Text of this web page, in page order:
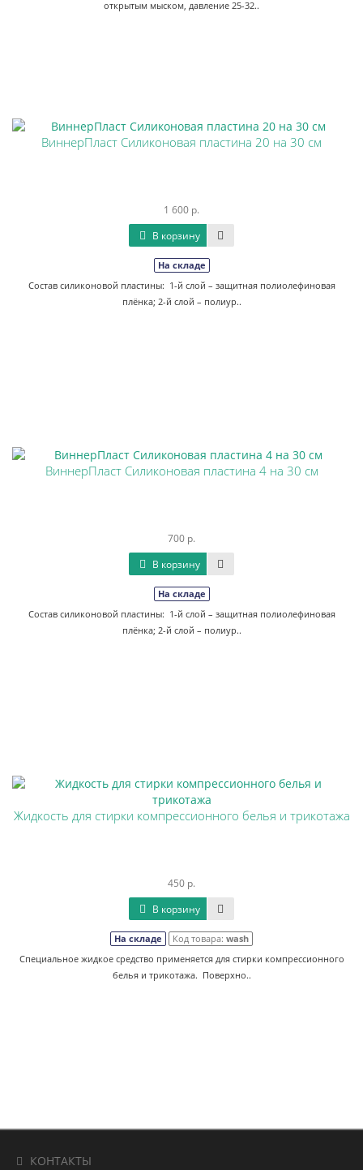
открытым мыском, давление 25-32..
ВиннерПласт Силиконовая пластина 20 на 30 см
1 600 р.
В корзину
На складе
Состав силиконовой пластины: 1-й слой – защитная полиолефиновая
плёнка; 2-й слой – полиур..
ВиннерПласт Силиконовая пластина 4 на 30 см
700 р.
В корзину
На складе
Состав силиконовой пластины: 1-й слой – защитная полиолефиновая
плёнка; 2-й слой – полиур..
Жидкость для стирки компрессионного белья и трикотажа
450 р.
В корзину
На складе Код товара: wash
Специальное жидкое средство применяется для стирки компрессионного
белья и трикотажа. Поверхно..
КОНТАКТЫ